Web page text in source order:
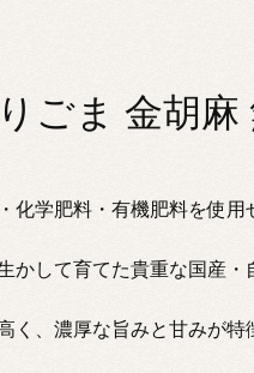
ごま 金胡麻
化学肥料・有機肥料を使
かして育てた貴重な国産・
く、濃厚な旨みと甘みが特